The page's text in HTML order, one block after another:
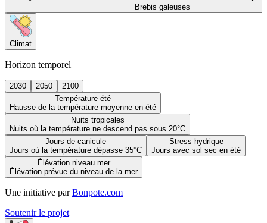
Brebis galeuses
Climat
Horizon temporel
2030 2050
2100
Température été
Hausse de la température moyenne en été
Nuits tropicales
Nuits où la température ne descend pas sous 20°C
Jours de canicule
Jours où la température dépasse 35°C
Stress hydrique
Jours avec sol sec en été
Élévation niveau mer
Élévation prévue du niveau de la mer
Une initiative par Bonpote.com
Soutenir le projet